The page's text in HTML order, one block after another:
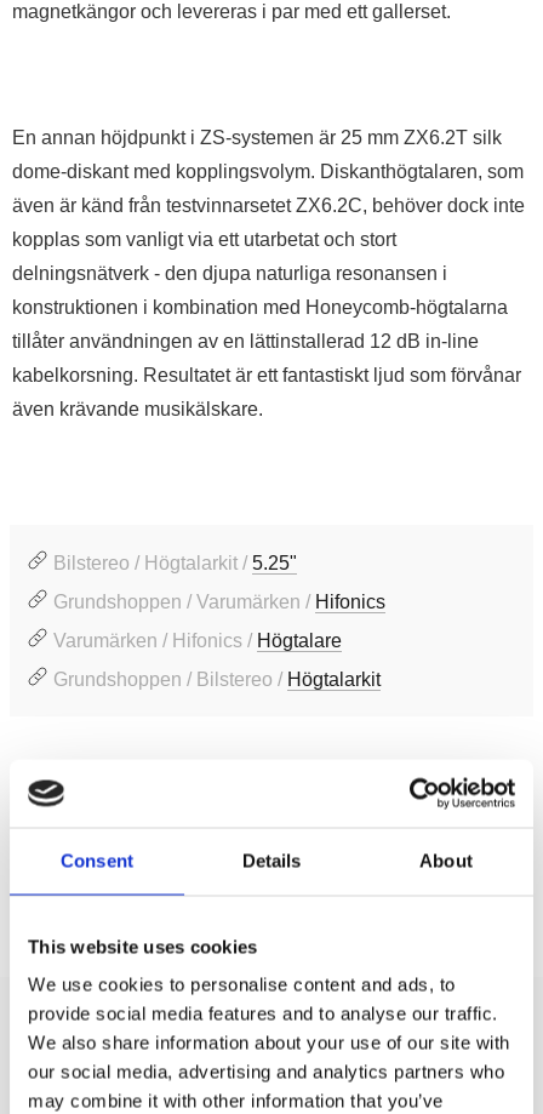
Consent Details About
This website uses cookies
We use cookies to personalise content and ads, to
provide social media features and to analyse our traffic.
We also share information about your use of our site with
our social media, advertising and analytics partners who
may combine it with other information that you’ve
magnetkängor och levereras i par med ett gallerset.
En annan höjdpunkt i ZS-systemen är 25 mm ZX6.2T silk
dome-diskant med kopplingsvolym. Diskanthögtalaren, som
även är känd från testvinnarsetet ZX6.2C, behöver dock inte
kopplas som vanligt via ett utarbetat och stort
delningsnätverk - den djupa naturliga resonansen i
konstruktionen i kombination med Honeycomb-högtalarna
tillåter användningen av en lättinstallerad 12 dB in-line
kabelkorsning. Resultatet är ett fantastiskt ljud som förvånar
även krävande musikälskare.
Bilstereo / Högtalarkit /5.25"
Grundshoppen / Varumärken / Hifonics
Varumärken / Hifonics / Högtalare
Grundshoppen / Bilstereo / Högtalarkit
Produktinformation
Lägsta pris de senaste 30 dagarna är 2195 kr
Recensioner
Produkten har inga recensioner